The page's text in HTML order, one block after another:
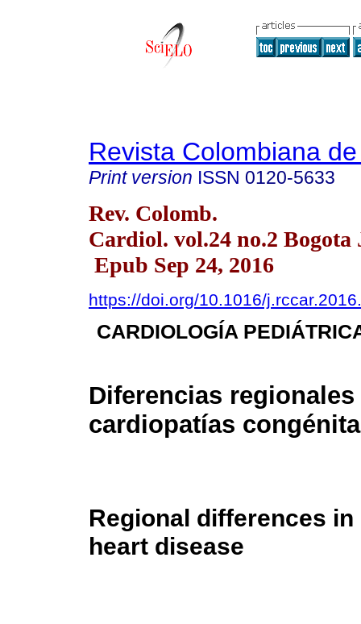
Revista Colombiana
Print version ISSN 0120-5633
Rev. Colomb.
Cardiol. vol.24 no.2 Bogota
Epub Sep 24, 2016
https://doi.org/10.1016/
CARDIOLOGÍA
Diferencias regionales
cardiopatías
Regional differences
heart disease